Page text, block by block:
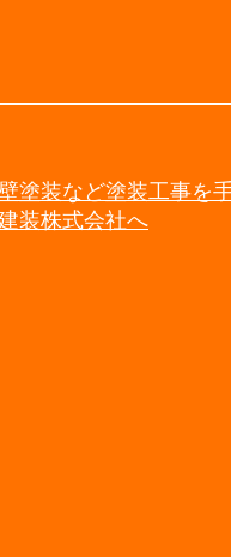
塗装など塗装工事を
装株式会社へ